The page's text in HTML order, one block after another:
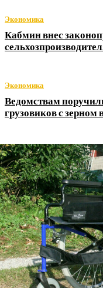
Экономика
Кабмин внес
Экономика
Ведомствам
грузовиков с